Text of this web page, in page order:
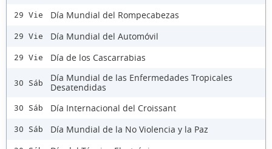
29 Vie Día Mundial del Rompecabezas
29 Vie Día Mundial del Automóvil
29 Vie Día de los Cascarrabias
30 Sáb
Día Mundial de las Enfermedades Tropicales
Desatendidas
30 Sáb Día Internacional del Croissant
30 Sáb Día Mundial de la No Violencia y la Paz